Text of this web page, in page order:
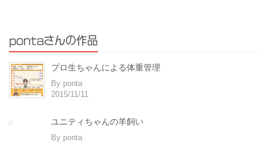
pontaさんの作品
プロ生ちゃんによる体重管理
By ponta
2015/11/11
ユニティちゃんの羊飼い
By ponta